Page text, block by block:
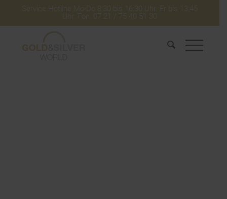
Service-Hotline Mo-Do 8:30 bis 16:30 Uhr. Fr bis 13:45
Uhr. Fon: 07 21 / 75 40 51 30